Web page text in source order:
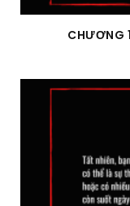
CHƯƠNG